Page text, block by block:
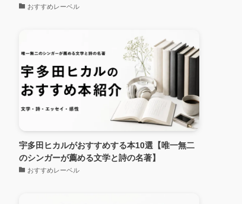
おすすめレーベル
宇多田ヒカルがおすすめする本10選【唯一無二
のシンガーが薦める文学と詩の名著】
おすすめレーベル